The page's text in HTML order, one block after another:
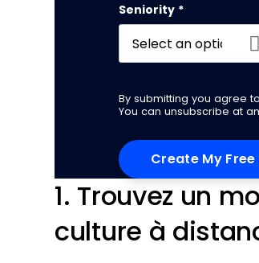
Seniority *
By submitting you agree
You can unsubscribe at
1. Trouvez un
culture à